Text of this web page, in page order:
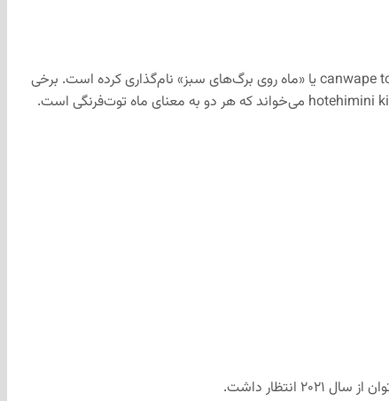
قبیله‌ی Anishnaabe در منطقه‌ی گرِیت لِیک، ماه کامل را waabigwani-giizis یا ماه شکوفه نامیده‌ است. قبیله‌ی Lakota در نورثرن پلِینز آن را canwape to wi یا «ماه روی برگ‌های سبز» نام‌گذاری کرده است. برخی
داشت.